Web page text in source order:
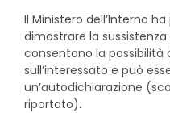
Il Ministero dell’Interno
dimostrare la
consentono la
sull’interessato e può
un’autodichiarazione
riportato).